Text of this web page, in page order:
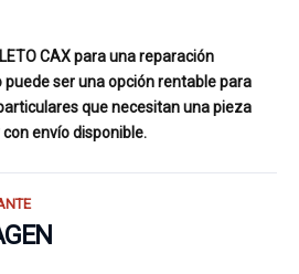
CAX para una reparación
ser una opción rentable para
que necesitan una pieza
envío disponible.